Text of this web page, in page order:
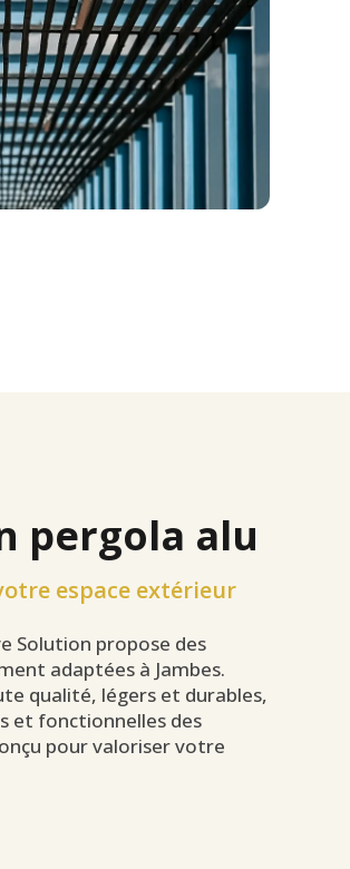
pergola alu
espace extérieur
Solution propose des
adaptées à Jambes.
qualité, légers et durables,
et fonctionnelles des
pour valoriser votre